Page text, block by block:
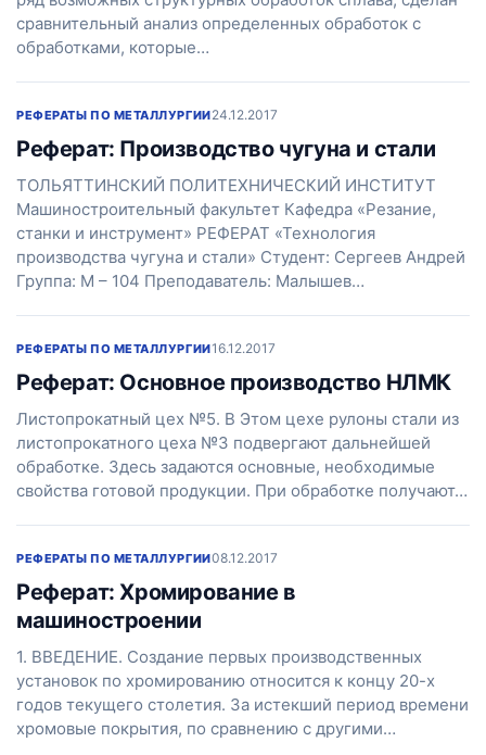
сравнительный анализ определенных обработок с
обработками, которые…
РЕФЕРАТЫ ПО МЕТАЛЛУРГИИ24.12.2017
Реферат: Производство чугуна и стали
ТОЛЬЯТТИНСКИЙ ПОЛИТЕХНИЧЕСКИЙ ИНСТИТУТ
Машиностроительный факультет Кафедра «Резание,
станки и инструмент» РЕФЕРАТ «Технология
производства чугуна и стали» Студент: Сергеев Андрей
Группа: М – 104 Преподаватель: Малышев…
РЕФЕРАТЫ ПО МЕТАЛЛУРГИИ16.12.2017
Реферат: Основное производство НЛМК
Листопрокатный цех №5. В Этом цехе рулоны стали из
листопрокатного цеха №3 подвергают дальнейшей
обработке. Здесь задаются основные, необходимые
свойства готовой продукции. При обработке получают…
РЕФЕРАТЫ ПО МЕТАЛЛУРГИИ08.12.2017
Реферат: Хромирование в
машиностроении
1. ВВЕДЕНИЕ. Создание первых производственных
установок по хромированию относится к концу 20-х
годов текущего столетия. За истекший период времени
хромовые покрытия, по сравнению с другими…